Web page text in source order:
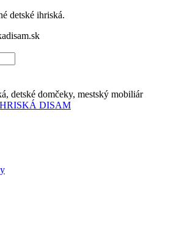
detské ihriská.
detské domčeky, mestský mobiliár